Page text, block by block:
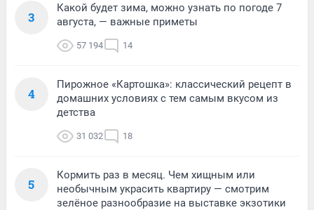
3
Какой будет зима, можно узнать по погоде 7
августа, — важные приметы
57 194 14
4
Пирожное «Картошка»: классический рецепт в
домашних условиях с тем самым вкусом из
детства
31 032 18
5
Кормить раз в месяц. Чем хищным или
необычным украсить квартиру — смотрим
зелёное разнообразие на выставке экзотики